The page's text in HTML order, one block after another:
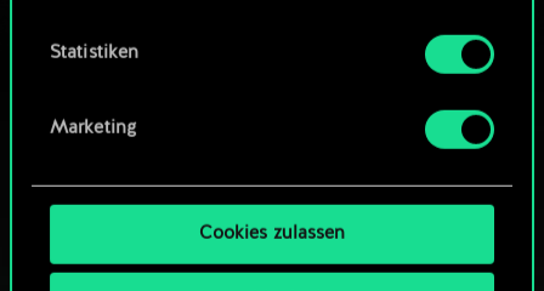
um das Thema Cookies ändern kannst.
Statistiken
Marketing
Cookies zulassen